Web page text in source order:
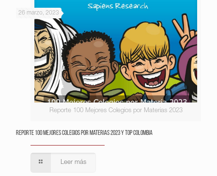
Reporte 100 Mejores Colegios por Materias 2023
26 marzo, 2023
Reporte 100 Mejores Colegios por Materias 2023 y Top Colombia
Leer más